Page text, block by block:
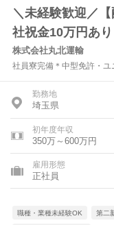
＼未経験歓迎／
社祝金10万円あり
株式会社丸北運輸
社員寮完備＊中型免許・
勤務地
埼玉県
初年度年収
350万～600万円
雇用形態
正社員
職種・業種未経験OK 第二